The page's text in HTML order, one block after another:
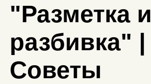
"Разметка и
разбивка" |
Советы